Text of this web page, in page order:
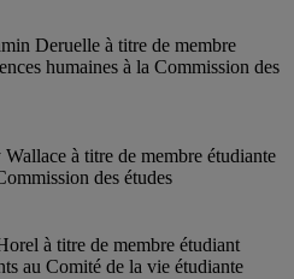
Deruelle à titre de membre
humaines à la Commission des
à titre de membre étudiante
des études
à titre de membre étudiant
au Comité de la vie étudiante